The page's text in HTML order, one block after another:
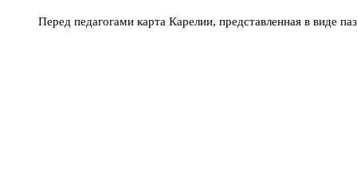
Перед педагогами карта Карелии, представленная в виде